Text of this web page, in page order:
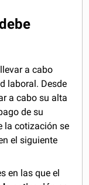
a cabo
laboral. Desde
a cabo su alta
de su
la cotización se
el siguiente
en las que el